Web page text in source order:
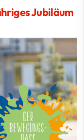
Jubiläum